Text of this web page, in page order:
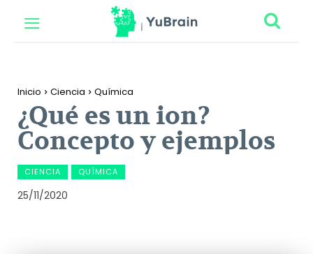
Inicio Ciencia Química
¿Qué es un ion?
Concepto y ejemplos
CIENCIA QUÍMICA
25/11/2020